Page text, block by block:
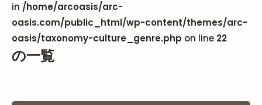
in /home/arcoasis/arc-
oasis.com/public_html/wp-content/themes/arc-
oasis/taxonomy-culture_genre.php on line 22
の一覧